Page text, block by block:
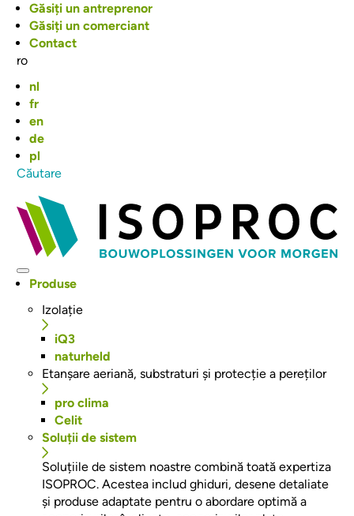
Sari
conținutul
principal
Top
menu
Găsiți un antreprenor
Găsiți un comerciant
Contact
ro
nl
fr
en
de
pl
Căutare
Hoofdnavigatie
Produse
Izolație
iQ3
naturheld
Etanșare aeriană, substraturi și protecție a pereților
pro clima
Celit
Soluții de sistem
Soluțiile de sistem noastre combină toată expertiza
ISOPROC. Acestea includ ghiduri, desene detaliate
și produse adaptate pentru o abordare optimă a